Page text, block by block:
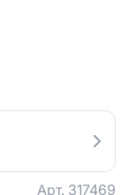
Арт. 317469